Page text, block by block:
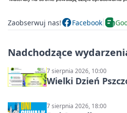
Zaobserwuj nas! Facebook
Nadchodzące
7 sierpnia 2026, 10:00
Wielki Dzień
7 sierpnia 2026, 18:00